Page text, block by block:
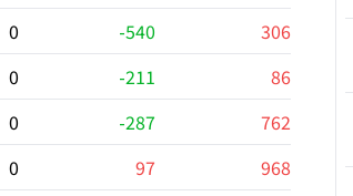
0 -540
306
0 -211
86
0 -287
762
0 97
968